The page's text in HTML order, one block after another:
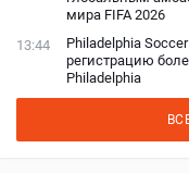
мира FIFA 2026
13:44
Philadelphia
регистрацию
Philadelphia